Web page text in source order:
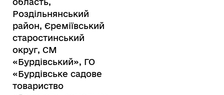
Роздільнянський
район, Єреміївський
старостинський
округ, СМ
«Бурдівський», ГО
«Бурдівське садове
товариство